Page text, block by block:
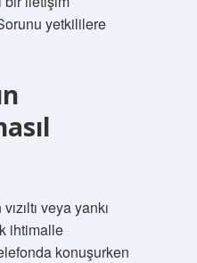
yetkililere
veya yankı
ihtimalle
konuşurken